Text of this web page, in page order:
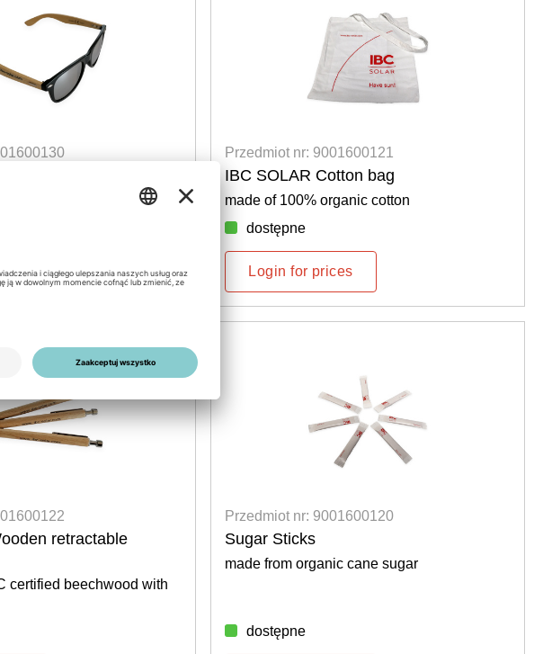
Przedmiot nr: 9001600121
IBC SOLAR Cotton bag
made of 100% organic cotton
dostępne
Login for prices
retractable
certified beechwood with
Przedmiot nr: 9001600120
Sugar Sticks
made from organic cane sugar
dostępne